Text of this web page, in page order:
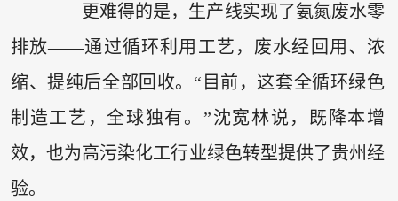
更难得的是，生产线实现了氨氮废水零
排放——通过循环利用工艺，废水经回用、浓
缩、提纯后全部回收。“目前，这套全循环绿色
制造工艺，全球独有。”沈宽林说，既降本增
效，也为高污染化工行业绿色转型提供了贵州经
验。